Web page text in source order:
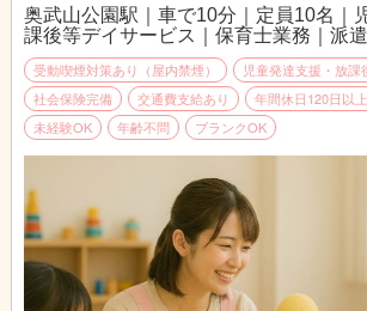
奥武山公園駅｜車で10分｜定員10名｜
課後等デイサービス｜保育士業務｜派遣
受動喫煙対策あり（屋内禁煙）
児童発達支援・放課
社会保険完備
交通費支給あり 年間休日120日以上
未経験OK
年齢不問 ブランクOK